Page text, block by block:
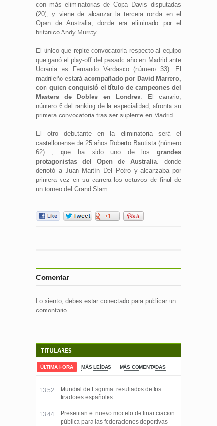
con más eliminatorias de Copa Davis disputadas
(20), y viene de alcanzar la tercera ronda en el
Open de Australia, donde era eliminado por el
británico Andy Murray.
El único que repite convocatoria respecto al equipo
que ganó el play-off del pasado año en Madrid ante
Ucrania es Fernando Verdasco (número 33). El
madrileño estará acompañado por David Marrero,
con quien conquistó el título de campeones del
Masters de Dobles en Londres. El canario,
número 6 del ranking de la especialidad, afronta su
primera convocatoria tras ser suplente en Madrid.
El otro debutante en la eliminatoria será el
castellonense de 25 años Roberto Bautista (número
62) , que ha sido uno de los grandes
protagonistas del Open de Australia, donde
derrotó a Juan Martín Del Potro y alcanzaba por
primera vez en su carrera los octavos de final de
un torneo del Grand Slam.
Comentar
Lo siento, debes estar conectado para publicar un
comentario.
TITULARES
ÚLTIMA HORA MÁS LEÍDAS MÁS COMENTADAS
13:52
Mundial de Esgrima: resultados de los
tiradores españoles
13:44
Presentan el nuevo modelo de financiación
pública para las federaciones deportivas